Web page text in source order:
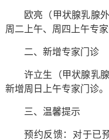
欧亮（甲状腺乳腺
周二上午、周四上午专
二、新增专家门诊
许立生（甲状腺乳
新增周日上午专家门诊。
三、温馨提示
预约反馈：对于已